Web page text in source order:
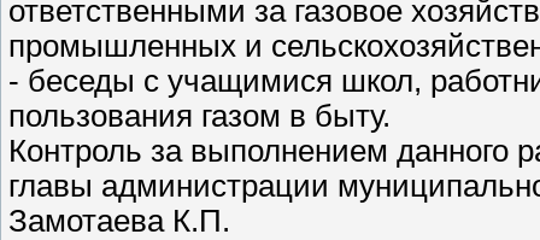
ответственными за газовое
промышленных и
- беседы с учащимися школ,
пользования газом в быту.
Контроль за выполнением данного
главы администрации
Замотаева К.П.